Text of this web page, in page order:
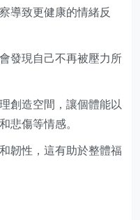
導致更健康的情緒反
發現自己不再被壓力所
創造空間，讓個體能以
悲傷等情感。
韌性，這有助於整體福